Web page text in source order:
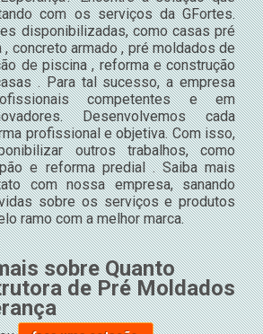
com os serviços da GFortes.
disponibilizadas, como casas pré
, concreto armado , pré moldados de
de piscina , reforma e construção
. Para tal sucesso, a empresa
competentes e em
Desenvolvemos cada
profissional e objetiva. Com isso,
outros trabalhos, como
e reforma predial . Saiba mais
com nossa empresa, sanando
sobre os serviços e produtos
ramo com a melhor marca.
sobre Quanto
de Pré Moldados